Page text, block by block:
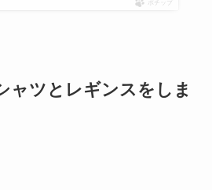
ポチップ
ャツとレギンスをしま